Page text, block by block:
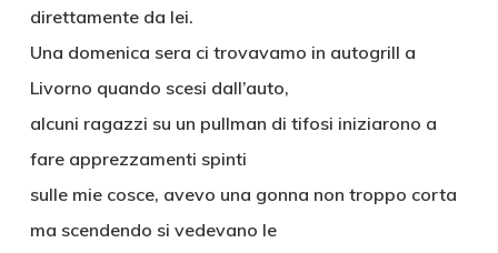
direttamente da lei.
Una domenica sera ci trovavamo in autogrill a
Livorno quando scesi dall’auto,
alcuni ragazzi su un pullman di tifosi iniziarono a
fare apprezzamenti spinti
sulle mie cosce, avevo una gonna non troppo corta
ma scendendo si vedevano le